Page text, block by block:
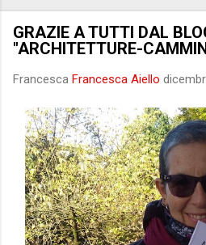
GRAZIE A TUTTI DAL
"ARCHITETTURE-
Francesca Francesca Aiello